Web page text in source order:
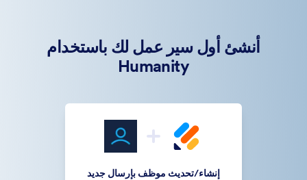
أنشئ أول سير عمل لك باستخدام
Humanity
إنشاء/تحديث موظف بإرسال جديد